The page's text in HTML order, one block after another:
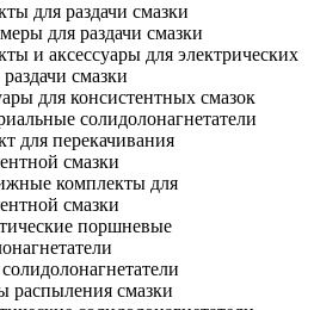
для раздачи смазки
для раздачи смазки
и аксессуары для электрических
смазки
для консистентных смазок
солидолонагнетатели
для перекачивания
смазки
комплекты для
смазки
поршневые
распыления смазки